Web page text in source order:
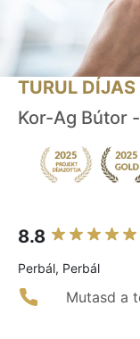
TURUL DÍJAS
Kor-Ag Bútor
8.8
Perbál, Perbál
Mutasd a